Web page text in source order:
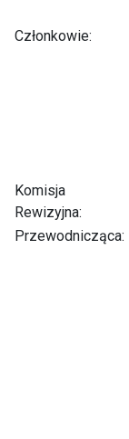
Członkowie:
Komisja
Rewizyjna:
Przewodnicząca: